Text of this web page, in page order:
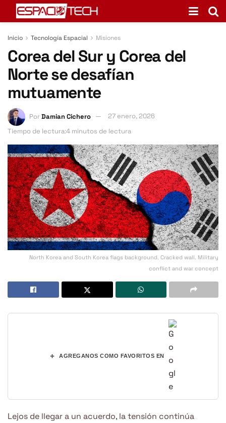
Inicio Tecnología Espacial Misiones
Corea del Sur y Corea del
Norte se desafían
mutuamente
PorDamian Cichero
27 enero, 2026
Tiempo de lectura:4 minutos de lectura
North Korea and South Korea flags background. Cracked wall. Military
conflict and war concept
+ AGREGANOS COMO FAVORITOS EN
Lejos de llegar a un acuerdo, la tensión continúa